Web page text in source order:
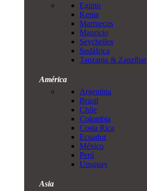
Egipto
Kenia
Marruecos
Mauricio
Seychelles
Sudáfrica
Tanzania & Zanzíbar
América
Argentina
Brasil
Chile
Colombia
Costa Rica
Ecuador
México
Perú
Uruguay
Asia